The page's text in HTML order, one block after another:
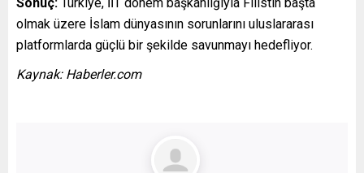
olmak üzere İslam dünyasının sorunlarını uluslararası
platformlarda güçlü bir şekilde savunmayı hedefliyor.
Kaynak: Haberler.com